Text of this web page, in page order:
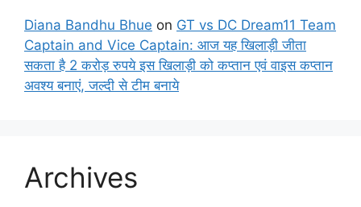
Diana Bandhu Bhue on GT vs DC Dream11 Team
Captain and Vice Captain: आज यह खिलाड़ी जीता
सकता है 2 करोड़ रुपये इस खिलाड़ी को कप्तान एवं वाइस कप्तान
अवश्य बनाएं, जल्दी से टीम बनाये
Archives